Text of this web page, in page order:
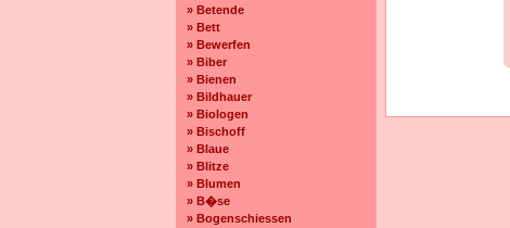
» Betende
» Bett
» Bewerfen
» Biber
» Bienen
» Bildhauer
» Biologen
» Bischoff
» Blaue
» Blitze
» Blumen
» B�se
» Bogenschiessen